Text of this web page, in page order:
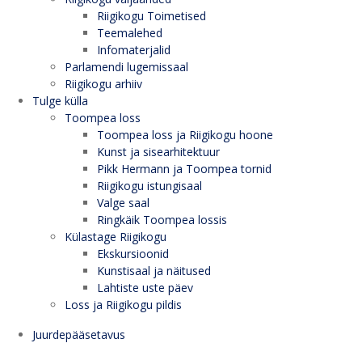
Riigikogu Toimetised
Teemalehed
Infomaterjalid
Parlamendi lugemissaal
Riigikogu arhiiv
Tulge külla
Toompea loss
Toompea loss ja Riigikogu hoone
Kunst ja sisearhitektuur
Pikk Hermann ja Toompea tornid
Riigikogu istungisaal
Valge saal
Ringkäik Toompea lossis
Külastage Riigikogu
Ekskursioonid
Kunstisaal ja näitused
Lahtiste uste päev
Loss ja Riigikogu pildis
Juurdepääsetavus